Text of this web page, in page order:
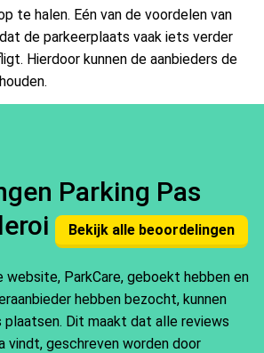
te halen. Eén van de voordelen van
de parkeerplaats vaak iets verder
Hierdoor kunnen de aanbieders de
Parking Pas
Bekijk alle beoordelingen
website, ParkCare, geboekt hebben en
hebben bezocht, kunnen
plaatsen. Dit maakt dat alle reviews
vindt, geschreven worden door